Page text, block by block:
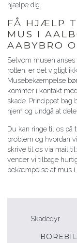
hjælpe dig.
FÅ HJÆLP
MUS I
AABYBRO
Selvom musen
rotten, er det vigtigt
Musebekæmpelse
kommer i kontakt
skade. Princippet
hjem og undgå at
Du kan ringe til os på
problem og hvordan
skrive til os via mail til:
vender vi tilbage
bekæmpelse af mus i
Skadedyr